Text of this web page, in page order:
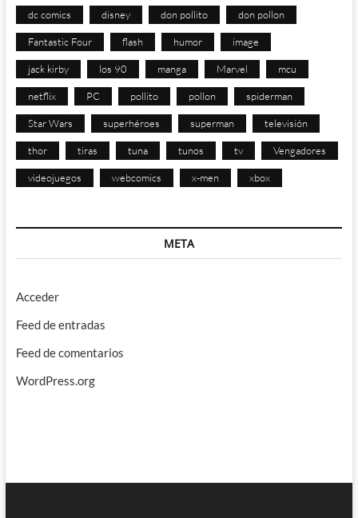
dc comics disney don pollito don pollon
Fantastic Four flash humor image
jack kirby los 90 manga Marvel mcu
netflix PC pollito pollon spiderman
Star Wars superhéroes superman televisión
thor tiras tuna tunos tv Vengadores
videojuegos webcomics x-men xbox
META
Acceder
Feed de entradas
Feed de comentarios
WordPress.org